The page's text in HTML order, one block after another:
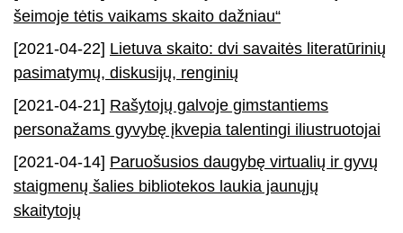
šeimoje tėtis vaikams skaito dažniau“
[2021-04-22] Lietuva skaito: dvi savaitės literatūrinių
pasimatymų, diskusijų, renginių
[2021-04-21] Rašytojų galvoje gimstantiems
personažams gyvybę įkvepia talentingi iliustruotojai
[2021-04-14] Paruošusios daugybę virtualių ir gyvų
staigmenų šalies bibliotekos laukia jaunųjų
skaitytojų